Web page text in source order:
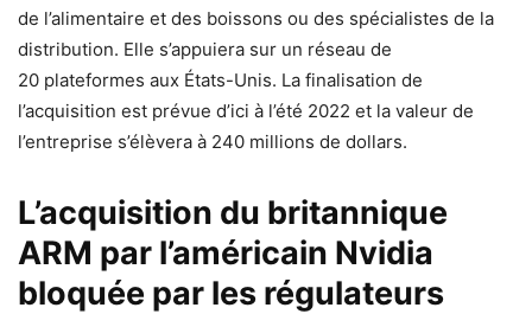
de l’alimentaire et des boissons ou des spécialistes de la
distribution. Elle s’appuiera sur un réseau de
20 plateformes aux États-Unis. La finalisation de
l’acquisition est prévue d’ici à l’été 2022 et la valeur de
l’entreprise s’élèvera à 240 millions de dollars.
L’acquisition du britannique
ARM par l’américain Nvidia
bloquée par les régulateurs